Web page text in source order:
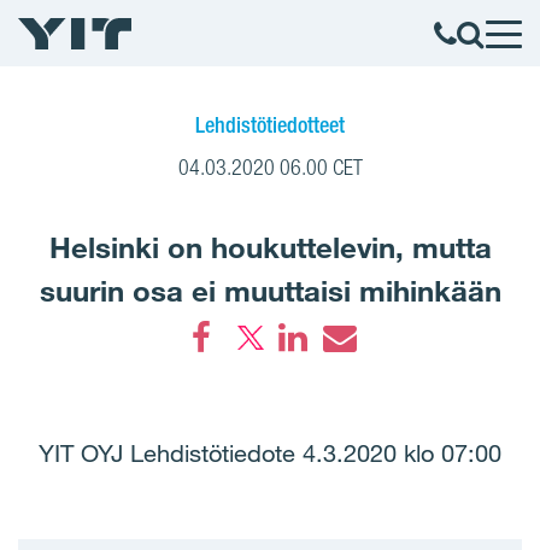
Lehdistötiedotteet
04.03.2020 06.00 CET
Helsinki on houkuttelevin, mutta
suurin osa ei muuttaisi mihinkään
YIT OYJ Lehdistötiedote 4.3.2020 klo 07:00